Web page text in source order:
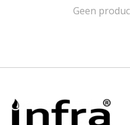
Geen